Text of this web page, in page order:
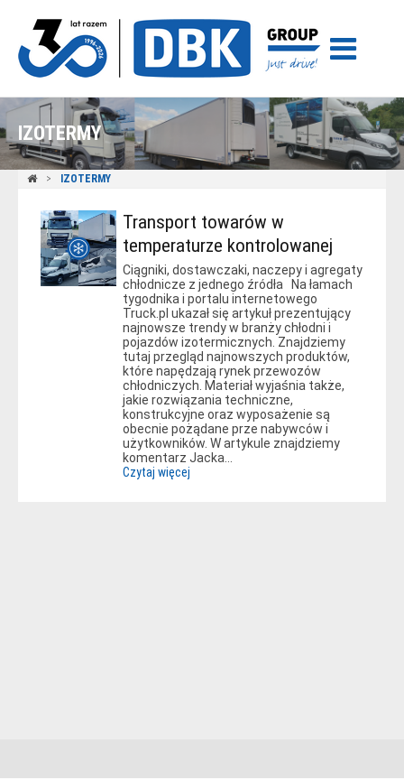
IZOTERMY
IZOTERMY
Transport towarów w
temperaturze kontrolowanej
Ciągniki, dostawczaki, naczepy i agregaty
chłodnicze z jednego źródła Na łamach
tygodnika i portalu internetowego
Truck.pl ukazał się artykuł prezentujący
najnowsze trendy w branży chłodni i
pojazdów izotermicznych. Znajdziemy
tutaj przegląd najnowszych produktów,
które napędzają rynek przewozów
chłodniczych. Materiał wyjaśnia także,
jakie rozwiązania techniczne,
konstrukcyjne oraz wyposażenie są
obecnie pożądane prze nabywców i
użytkowników. W artykule znajdziemy
komentarz Jacka…
Czytaj więcej